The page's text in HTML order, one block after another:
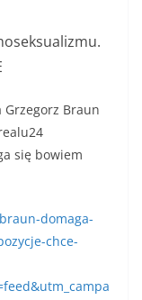
Grzegorz Braun
się bowiem
domaga-
chce-